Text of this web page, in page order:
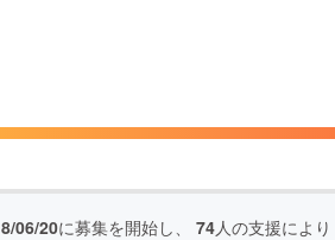
06/20に募集を開始し、 74人の支援により